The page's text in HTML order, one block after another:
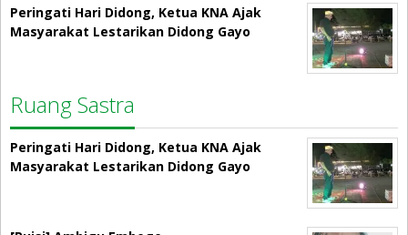
Peringati Hari Didong, Ketua KNA Ajak
Masyarakat Lestarikan Didong Gayo
Ruang Sastra
Peringati Hari Didong, Ketua KNA Ajak
Masyarakat Lestarikan Didong Gayo